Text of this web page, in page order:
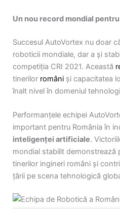
Un nou record mondial
Succesul AutoVortex nu doar
roboticii mondiale, dar a și
competiția CRI 2021. Această
tinerilor români și capacitatea
înalt nivel în domeniul
Performanțele echipei
important pentru România în
inteligenței artificiale.
mondial stabilit demonstrează
tinerilor ingineri români și
țării pe scena tehnologică